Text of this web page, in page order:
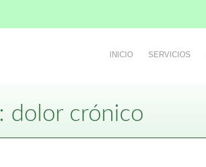
INICIO SERVICIOS
dolor crónico